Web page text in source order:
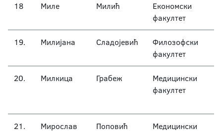
18 Миле Милић
Економски
факултет
19. Милијана Сладојевић
Филозофски
факултет
20. Милкица Грабеж
Медицински
факултет
21. Мирослав Поповић
Медицински